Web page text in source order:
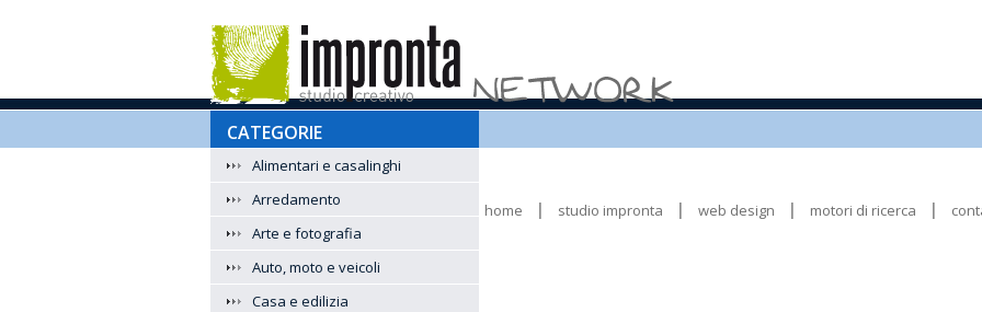
home studio impronta web design motori di ricerca
CATEGORIE
Alimentari e casalinghi
Arredamento
Arte e fotografia
Auto, moto e veicoli
Casa e edilizia